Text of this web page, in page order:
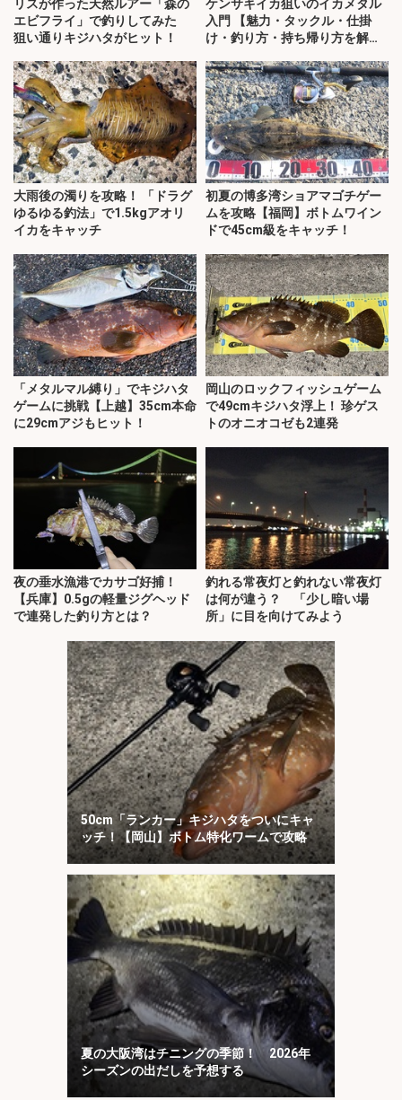
リスが作った天然ルアー「森の
エビフライ」で釣りしてみた
狙い通りキジハタがヒット！
ケンサキイカ狙いのイカメタル
入門 【魅力・タックル・仕掛
け・釣り方・持ち帰り方を解
大雨後の濁りを攻略！ 「ドラグ
ゆるゆる釣法」で1.5kgアオリ
イカをキャッチ
初夏の博多湾ショアマゴチゲー
ムを攻略【福岡】ボトムワイン
ドで45cm級をキャッチ！
「メタルマル縛り」でキジハタ
ゲームに挑戦【上越】35cm本命
に29cmアジもヒット！
岡山のロックフィッシュゲーム
で49cmキジハタ浮上！ 珍ゲス
トのオニオコゼも2連発
夜の垂水漁港でカサゴ好捕！
【兵庫】0.5gの軽量ジグヘッド
で連発した釣り方とは？
釣れる常夜灯と釣れない常夜灯
は何が違う？ 「少し暗い場
所」に目を向けてみよう
50cm「ランカー」キジハタをついにキャ
ッチ！【岡山】ボトム特化ワームで攻略
夏の大阪湾はチニングの季節！ 2026年
シーズンの出だしを予想する